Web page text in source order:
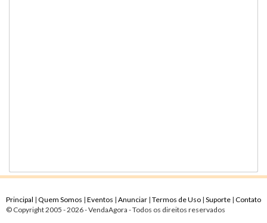
Principal | Quem Somos | Eventos | Anunciar | Termos de Uso | Suporte | Contato
© Copyright 2005 - 2026 - VendaAgora - Todos os direitos reservados